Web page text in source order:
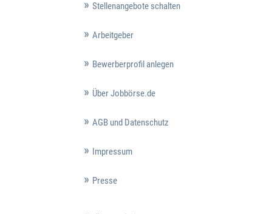
Stellenangebote schalten
Arbeitgeber
Bewerberprofil anlegen
Über Jobbörse.de
AGB und Datenschutz
Impressum
Presse